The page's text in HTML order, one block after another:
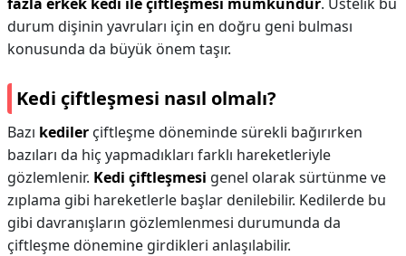
durum dişinin yavruları için en doğru geni bulması
konusunda da büyük önem taşır.
Kedi çiftleşmesi nasıl olmalı?
Bazı kediler çiftleşme döneminde sürekli bağırırken
bazıları da hiç yapmadıkları farklı hareketleriyle
gözlemlenir. Kedi çiftleşmesi genel olarak sürtünme ve
zıplama gibi hareketlerle başlar denilebilir. Kedilerde bu
gibi davranışların gözlemlenmesi durumunda da
çiftleşme dönemine girdikleri anlaşılabilir.